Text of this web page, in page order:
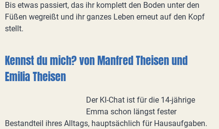
Bis etwas passiert, das ihr komplett den Boden unter den
Füßen wegreißt und ihr ganzes Leben erneut auf den Kopf
stellt.
Kennst du mich? von Manfred Theisen und
Emilia Theisen
Der KI-Chat ist für die 14-jährige
Emma schon längst fester
Bestandteil ihres Alltags, hauptsächlich für Hausaufgaben.